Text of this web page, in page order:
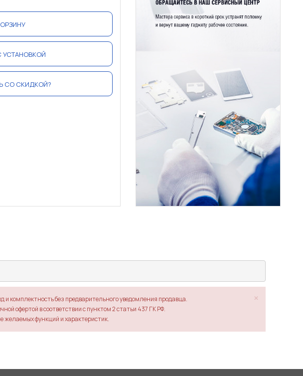
УСТАНОВКОЙ
СО СКИДКОЙ?
×
и комплектность без предварительного уведомления продавца.
офертой в соответствии с пунктом 2 статьи 437 ГК РФ.
желаемых функций и характеристик.